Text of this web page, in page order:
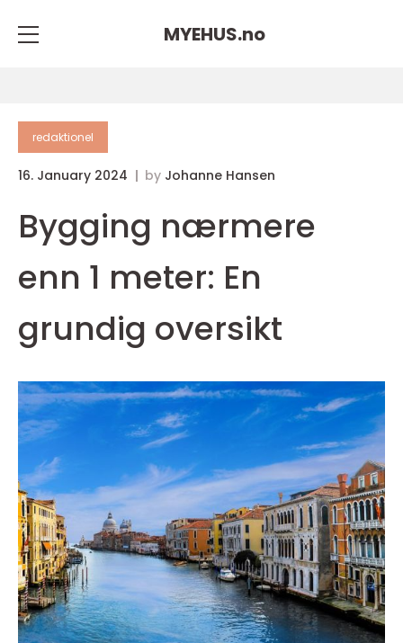
MYEHUS.no
redaktionel
16. January 2024 by Johanne Hansen
Bygging nærmere
enn 1 meter: En
grundig oversikt